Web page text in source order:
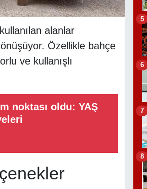
alanlar
Özellikle bahçe
ve kullanışlı
noktası oldu: YAŞ
5
6
7
8